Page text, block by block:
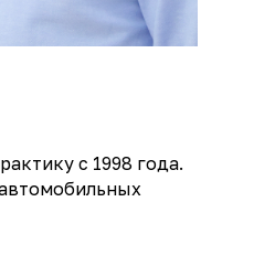
с 1998 года.